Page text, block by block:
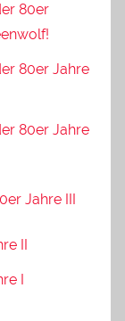
80er
80er Jahre
80er Jahre
Jahre III
II
I